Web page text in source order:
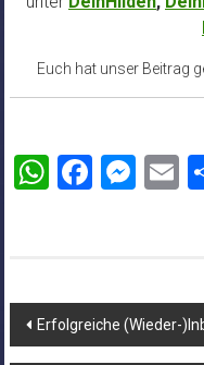
Euch hat unser Beitrag
Erfolgreiche (Wieder-